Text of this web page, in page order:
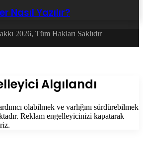
Nasıl Yazılır?
2026, Tüm Hakları Saklıdır
Algılandı
olabilmek ve varlığını sürdürebilmek
Reklam engelleyicinizi kapatarak